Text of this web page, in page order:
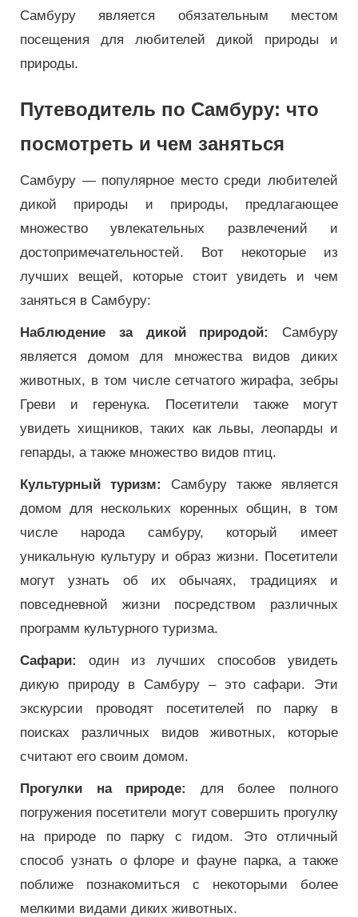
Самбуру является обязательным местом
посещения для любителей дикой природы и
природы.
Путеводитель по Самбуру: что
посмотреть и чем заняться
Самбуру — популярное место среди любителей
дикой природы и природы, предлагающее
множество увлекательных развлечений и
достопримечательностей. Вот некоторые из
лучших вещей, которые стоит увидеть и чем
заняться в Самбуру:
Наблюдение за дикой природой: Самбуру
является домом для множества видов диких
животных, в том числе сетчатого жирафа, зебры
Греви и геренука. Посетители также могут
увидеть хищников, таких как львы, леопарды и
гепарды, а также множество видов птиц.
Культурный туризм: Самбуру также является
домом для нескольких коренных общин, в том
числе народа самбуру, который имеет
уникальную культуру и образ жизни. Посетители
могут узнать об их обычаях, традициях и
повседневной жизни посредством различных
программ культурного туризма.
Сафари: один из лучших способов увидеть
дикую природу в Самбуру – это сафари. Эти
экскурсии проводят посетителей по парку в
поисках различных видов животных, которые
считают его своим домом.
Прогулки на природе: для более полного
погружения посетители могут совершить прогулку
на природе по парку с гидом. Это отличный
способ узнать о флоре и фауне парка, а также
поближе познакомиться с некоторыми более
мелкими видами диких животных.